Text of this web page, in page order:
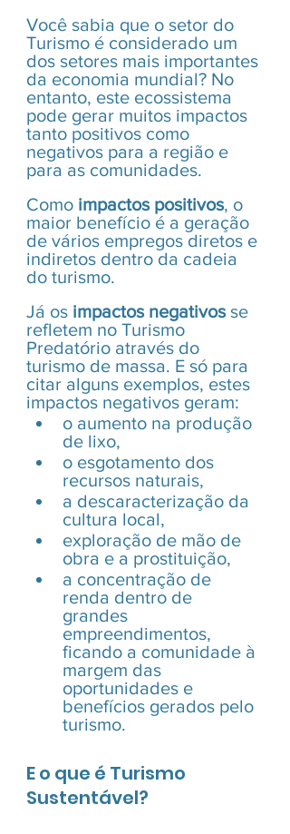
Você sabia que o setor do
Turismo é considerado um
dos setores mais importantes
da economia mundial? No
entanto, este ecossistema
pode gerar muitos impactos
tanto positivos como
negativos para a região e
para as comunidades.
Como impactos positivos, o
maior benefício é a geração
de vários empregos diretos e
indiretos dentro da cadeia
do turismo.
Já os impactos negativos se
refletem no Turismo
Predatório através do
turismo de massa. E só para
citar alguns exemplos, estes
impactos negativos geram:
o aumento na produção
de lixo,
o esgotamento dos
recursos naturais,
a descaracterização da
cultura local,
exploração de mão de
obra e a prostituição,
a concentração de
renda dentro de
grandes
empreendimentos,
ficando a comunidade à
margem das
oportunidades e
benefícios gerados pelo
turismo.
E o que é Turismo
Sustentável?